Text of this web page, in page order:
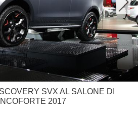
SVX AL SALONE DI
2017